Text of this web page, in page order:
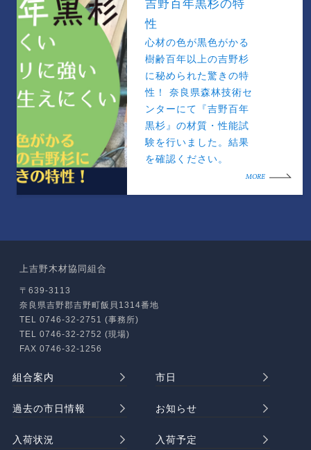
吉野百年黒杉の特
性
心材の色が黒色がかる
樹齢百年以上の吉野杉
に秘められた驚きの特
性！ 奈良県森林技術セ
ンターにて『吉野百年
黒杉』の材質・性能試
験を行いました。結果
を確認ください。
MORE
上吉野木材協同組合
〒639-3113
奈良県吉野郡吉野町飯貝1314番地
TEL 0746-32-2751 (事務所)
TEL 0746-32-2752 (現場)
FAX 0746-32-1256
組合案内 市日
過去の市日情報 お知らせ
入荷状況 入荷予定